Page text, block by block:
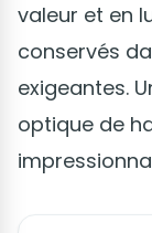
valeur et en
conservés
exigeantes.
optique de